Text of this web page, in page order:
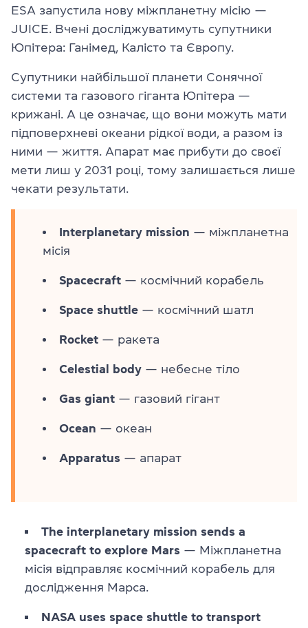
ESA запустила нову міжпланетну місію —
JUICE. Вчені досліджуватимуть супутники
Юпітера: Ганімед, Калісто та Європу.
Супутники найбільшої планети Сонячної
системи та газового гіганта Юпітера —
крижані. А це означає, що вони можуть мати
підповерхневі океани рідкої води, а разом із
ними — життя. Апарат має прибути до своєї
мети лиш у 2031 році, тому залишається лише
чекати результати.
Interplanetary mission — міжпланетна
місія
Spacecraft — космічний корабель
Space shuttle — космічний шатл
Rocket — ракета
Celestial body — небесне тіло
Gas giant — газовий гігант
Ocean — океан
Apparatus — апарат
The interplanetary mission sends a
spacecraft to explore Mars — Міжпланетна
місія відправляє космічний корабель для
дослідження Марса.
NASA uses space shuttle to transport